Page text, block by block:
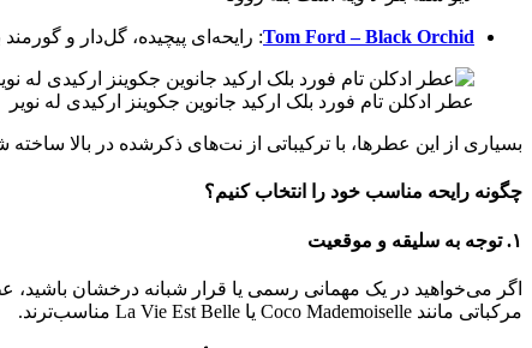
Tom Ford – Black Orchid: رایحه‌ای پیچیده، گل‌دار و
عطر ادکلن تام فورد بلک ارکید جانوین جکوینز ارکیدی له نویر
بسیاری از این عطرها، با ترکیباتی از نت‌های ذکرشده در بالا
چگونه رایحه مناسب خود را انتخاب کنیم؟
۱. توجه به سلیقه و موقعیت
مرکباتی مانند Coco Mademoiselle یا La Vie Est Belle مناسب‌ترند.